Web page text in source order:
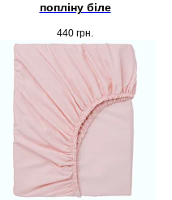
попліну біле
440 грн.